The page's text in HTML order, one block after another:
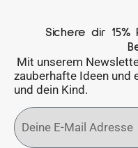
Sichere dir
Mit unserem
zauberhafte Ideen und
und dein Kind.